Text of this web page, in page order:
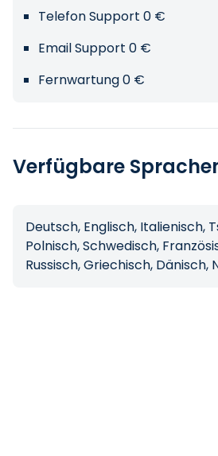
Telefon Support 0 €
Email Support 0 €
Fernwartung 0 €
Verfügbare
Deutsch, Englisch, Italienisch,
Polnisch, Schwedisch,
Russisch, Griechisch, Dänisch,